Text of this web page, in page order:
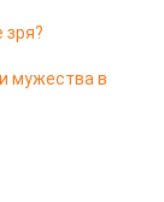
зря?
мужества в